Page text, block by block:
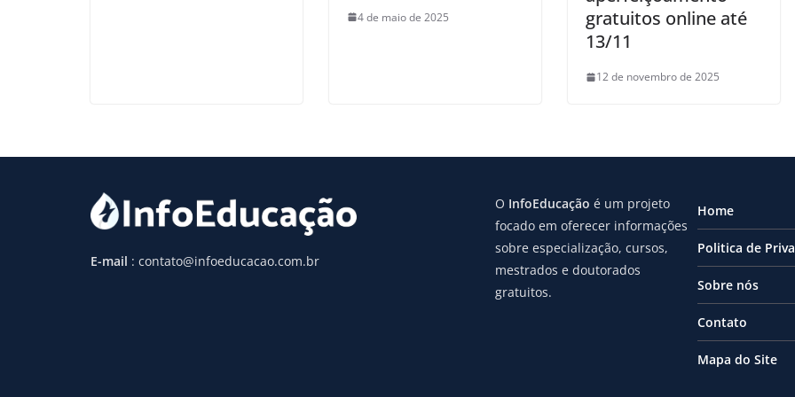
4 de maio de 2025
gratuitos online até
13/11
12 de novembro de 2025
E-mail : contato@infoeducacao.com.br
O InfoEducação é um projeto
focado em oferecer informações
sobre especialização, cursos,
mestrados e doutorados
gratuitos.
Home
Politica de
Sobre nós
Contato
Mapa do Site